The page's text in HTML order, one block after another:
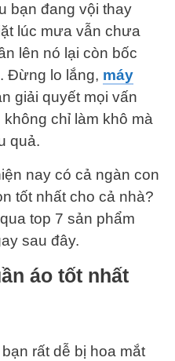
bạn đang vội thay
lúc mưa vẫn chưa
lên nó lại còn bốc
Đừng lo lắng, máy
giải quyết mọi vấn
chỉ làm khô mà
quả.
nay có cả ngàn con
tốt nhất cho cả nhà?
top 7 sản phẩm
sau đây.
áo tốt nhất
rất dễ bị hoa mắt